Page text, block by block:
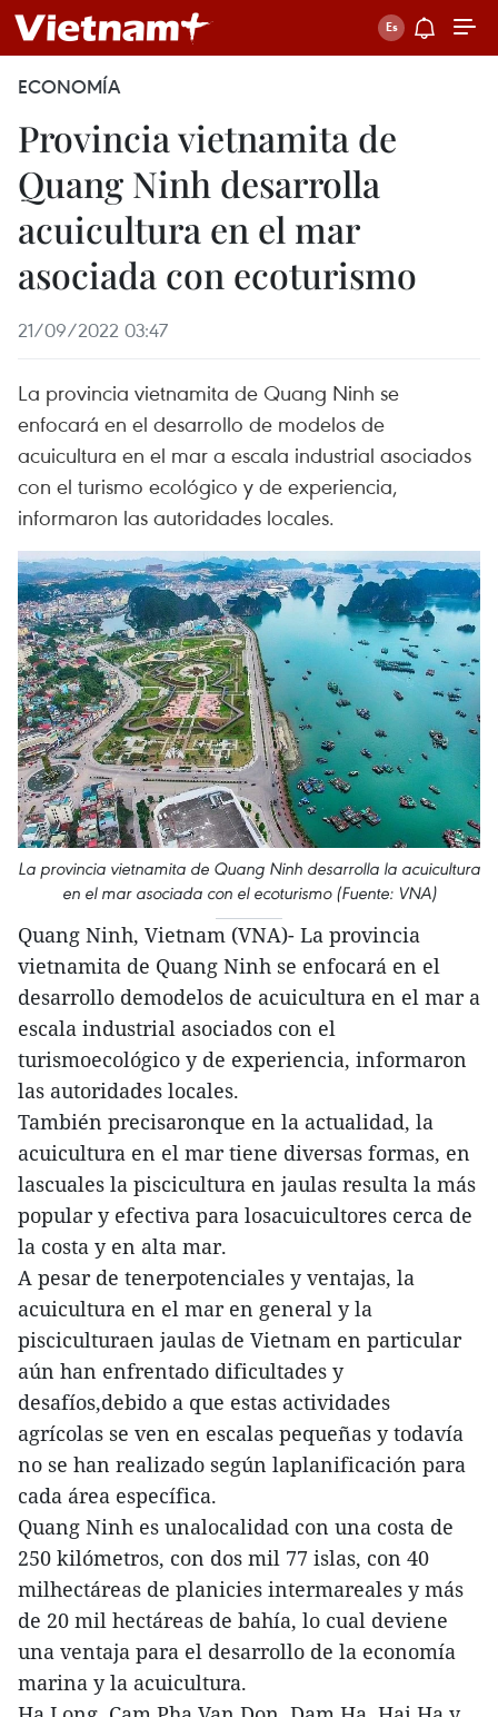
ECONOMÍA
Provincia vietnamita de
Quang Ninh desarrolla
acuicultura en el mar
asociada con ecoturismo
21/09/2022 03:47
La provincia vietnamita de Quang Ninh se
enfocará en el desarrollo de modelos de
acuicultura en el mar a escala industrial asociados
con el turismo ecológico y de experiencia,
informaron las autoridades locales.
La provincia vietnamita de Quang Ninh desarrolla la acuicultura
en el mar asociada con el ecoturismo (Fuente: VNA)
Quang Ninh, Vietnam (VNA)- La provincia
vietnamita de Quang Ninh se enfocará en el
desarrollo demodelos de acuicultura en el mar a
escala industrial asociados con el
turismoecológico y de experiencia, informaron
las autoridades locales.
También precisaronque en la actualidad, la
acuicultura en el mar tiene diversas formas, en
lascuales la piscicultura en jaulas resulta la más
popular y efectiva para losacuicultores cerca de
la costa y en alta mar.
A pesar de tenerpotenciales y ventajas, la
acuicultura en el mar en general y la
pisciculturaen jaulas de Vietnam en particular
aún han enfrentado dificultades y
desafíos,debido a que estas actividades
agrícolas se ven en escalas pequeñas y todavía
no se han realizado según laplanificación para
cada área específica.
Quang Ninh es unalocalidad con una costa de
250 kilómetros, con dos mil 77 islas, con 40
milhectáreas de planicies intermareales y más
de 20 mil hectáreas de bahía, lo cual deviene
una ventaja para el desarrollo de la economía
marina y la acuicultura.